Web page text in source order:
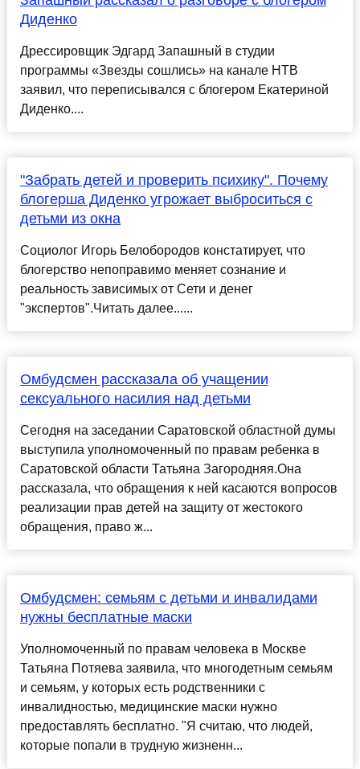
Диденко
Дрессировщик Эдгард Запашный в студии
программы «Звезды сошлись» на канале НТВ
заявил, что переписывался с блогером Екатериной
Диденко....
"Забрать детей и проверить психику". Почему
блогерша Диденко угрожает выброситься с
детьми из окна
Социолог Игорь Белобородов констатирует, что
блогерство непоправимо меняет сознание и
реальность зависимых от Сети и денег
"экспертов".Читать далее......
Омбудсмен рассказала об учащении
сексуального насилия над детьми
Сегодня на заседании Саратовской областной думы
выступила уполномоченный по правам ребенка в
Саратовской области Татьяна Загородняя.Она
рассказала, что обращения к ней касаются вопросов
реализации прав детей на защиту от жестокого
обращения, право ж...
Омбудсмен: семьям с детьми и инвалидами
нужны бесплатные маски
Уполномоченный по правам человека в Москве
Татьяна Потяева заявила, что многодетным семьям
и семьям, у которых есть родственники с
инвалидностью, медицинские маски нужно
предоставлять бесплатно. "Я считаю, что людей,
которые попали в трудную жизненн...